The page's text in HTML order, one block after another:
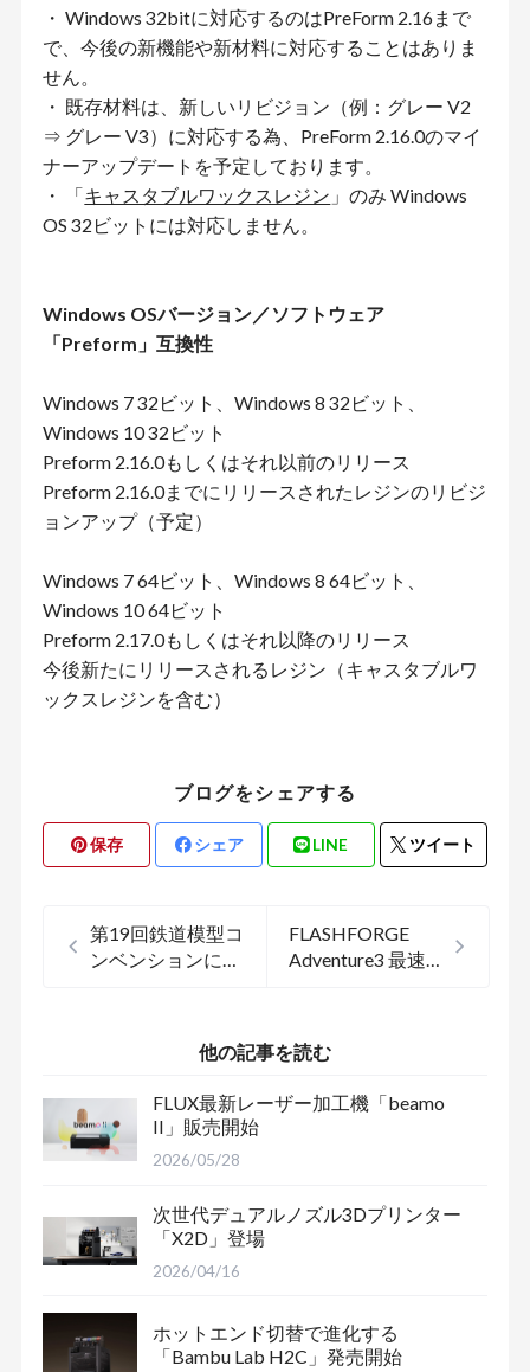
・ Windows 32bitに対応するのはPreForm 2.16まで
で、今後の新機能や新材料に対応することはありま
せん。
・ 既存材料は、新しいリビジョン（例：グレー V2
⇒ グレー V3）に対応する為、PreForm 2.16.0のマイ
ナーアップデートを予定しております。
・ 「キャスタブルワックスレジン 」のみ Windows
OS 32ビットには対応しません。
Windows OSバージョン／ソフトウェア
「Preform」互換性
Windows 7 32ビット、Windows 8 32ビット、
Windows 10 32ビット
Preform 2.16.0もしくはそれ以前のリリース
Preform 2.16.0までにリリースされたレジンのリビジ
ョンアップ（予定）
Windows 7 64ビット、Windows 8 64ビット、
Windows 10 64ビット
Preform 2.17.0もしくはそれ以降のリリース
今後新たにリリースされるレジン（キャスタブルワ
ックスレジンを含む）
ブログをシェアする
保存 シェア LINE ツイート
第19回鉄道模型コ
ンベンションに
FLASHFORGE
Adventure3 最速
他の記事を読む
FLUX最新レーザー加工機「beamo
II」販売開始
2026/05/28
次世代デュアルノズル3Dプリンター
「X2D」登場
2026/04/16
ホットエンド切替で進化する
「Bambu Lab H2C」発売開始